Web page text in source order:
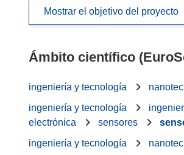
Mostrar el objetivo del proyecto
Ámbito científico
ingeniería y tecnología
ingeniería y tecnología
electrónica
sensores
ingeniería y tecnología